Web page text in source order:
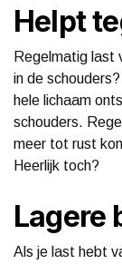
Helpt
Regelmatig last
in de
hele lichaam
schouders.
meer tot rust
Heerlijk toch?
Lagere
Als je last hebt